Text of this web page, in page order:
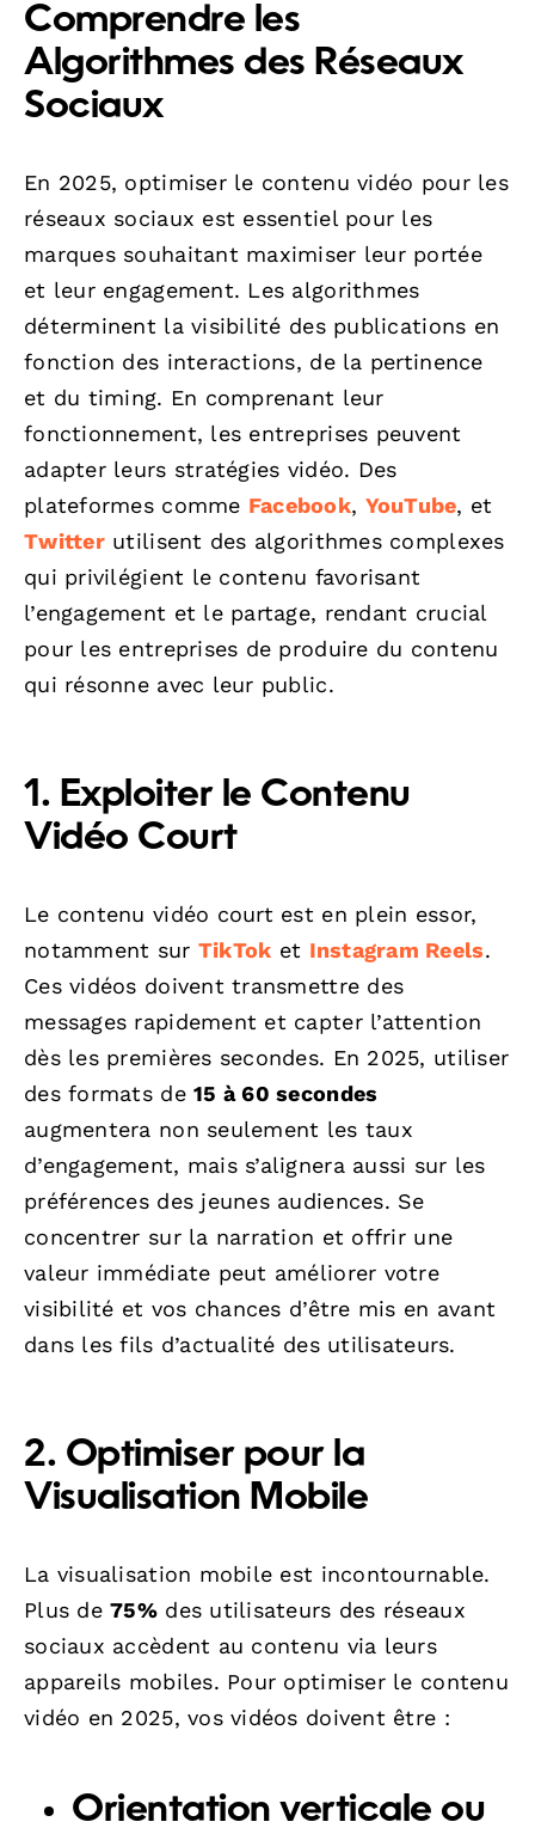
Comprendre les
Algorithmes des Réseaux
Sociaux
En 2025, optimiser le contenu vidéo pour les
réseaux sociaux est essentiel pour les
marques souhaitant maximiser leur portée
et leur engagement. Les algorithmes
déterminent la visibilité des publications en
fonction des interactions, de la pertinence
et du timing. En comprenant leur
fonctionnement, les entreprises peuvent
adapter leurs stratégies vidéo. Des
plateformes comme Facebook, YouTube, et
Twitterutilisent des algorithmes complexes
qui privilégient le contenu favorisant
l’engagement et le partage, rendant crucial
pour les entreprises de produire du contenu
qui résonne avec leur public.
1. Exploiter le Contenu
Vidéo Court
Le contenu vidéo court est en plein essor,
notamment sur TikTok et Instagram Reels.
Ces vidéos doivent transmettre des
messages rapidement et capter l’attention
dès les premières secondes. En 2025, utiliser
des formats de15 à 60 secondes
augmentera non seulement les taux
d’engagement, mais s’alignera aussi sur les
préférences des jeunes audiences. Se
concentrer sur la narration et offrir une
valeur immédiate peut améliorer votre
visibilité et vos chances d’être mis en avant
dans les fils d’actualité des utilisateurs.
2. Optimiser pour la
Visualisation Mobile
La visualisation mobile est incontournable.
Plus de75%des utilisateurs des réseaux
sociaux accèdent au contenu via leurs
appareils mobiles. Pour optimiser le contenu
vidéo en 2025, vos vidéos doivent être :
Orientation verticale ou